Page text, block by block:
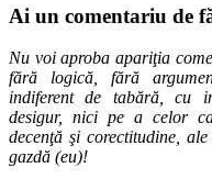
Ai un comentariu de
Nu voi aproba apariţia
fără logică, fără
indiferent de tabără, cu
desigur, nici pe a celor
decenţă şi corectitudine,
gazdă (eu)!